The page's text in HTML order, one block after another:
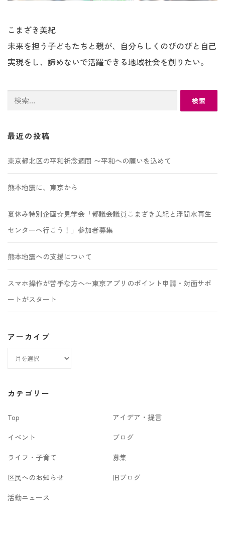
こまざき美紀
未来を担う子どもたちと親が、自分らしくのびのびと自己
実現をし、諦めないで活躍できる地域社会を創りたい。
検
最近の投稿
東京都北区の平和祈念週間 〜平和への願いを込めて
熊本地震に、東京から
夏休み特別企画☆見学会「都議会議員こまざき美紀と浮間水再生
センターへ行こう！」参加者募集
熊本地震への支援について
スマホ操作が苦手な方へ〜東京アプリのポイント申請・対面サポ
ートがスタート
アーカイブ
カ
ブ
カテゴリー
Top
アイデア・提言
イベント
ブログ
ライフ・子育て
募集
区民へのお知らせ
旧ブログ
活動ニュース